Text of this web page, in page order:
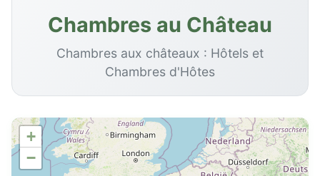
Chambres au Château
Chambres aux châteaux : Hôtels et
Chambres d'Hôtes
+
−